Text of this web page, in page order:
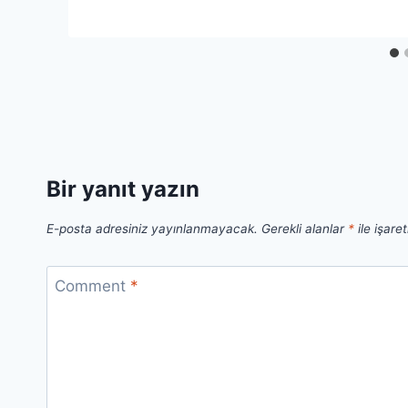
Bir yanıt yazın
E-posta adresiniz yayınlanmayacak. Gerekli alanlar * ile
Comment *